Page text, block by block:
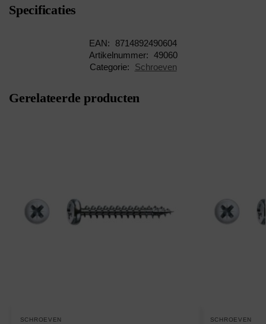
Specificaties
EAN:
8714892490604
Artikelnummer: 49060
Categorie:
Schroeven
Gerelateerde producten
SCHROEVEN SCHROEVEN